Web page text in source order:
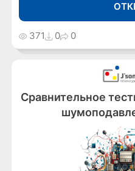
371 0 0
Сравнительное